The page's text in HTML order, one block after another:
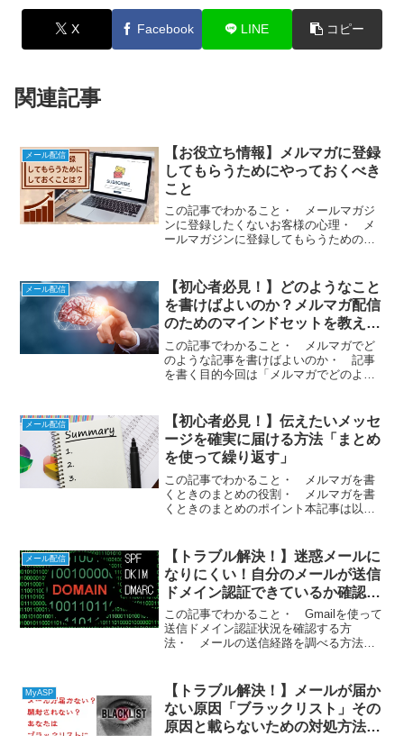
X Facebook LINE コピー
関連記事
メール配信
【お役立ち情報】メルマガに登録
してもらうためにやっておくべき
こと
この記事でわかること・ メールマガジ
ンに登録したくないお客様の心理・ メ
ールマガジンに登録してもらうためのコ
が重要な役割を持っていることは明白で
す。例えば、メルマガの役...
メール配信
【初心者必見！】どのようなこと
を書けばよいのか？メルマガ配信
のためのマインドセットを教えま
す
この記事でわかること・ メルマガでど
のような記事を書けばよいのか・ 記事
を書く目的今回は「メルマガでどのよう
て配信はできるようになったが、書くこ
とが思いつかず手が止まっ...
メール配信
【初心者必見！】伝えたいメッセ
ージを確実に届ける方法「まとめ
を使って繰り返す」
この記事でわかること・ メルマガを書
くときのまとめの役割・ メルマガを書
くときのまとめのポイント本記事は以下
ただいた方がより理解が深まります。
「まとめ」の役割導入文から...
メール配信
【トラブル解決！】迷惑メールに
なりにくい！自分のメールが送信
ドメイン認証できているか確認す
る方法
この記事でわかること・ Gmailを使って
送信ドメイン認証状況を確認する方
法・ メールの送信経路を調べる方法
仕組みを利用して、メールがなりすまさ
れているかを判断する仕...
MyASP
【トラブル解決！】メールが届か
ない原因「ブラックリスト」その
原因と載らないための対処方法を